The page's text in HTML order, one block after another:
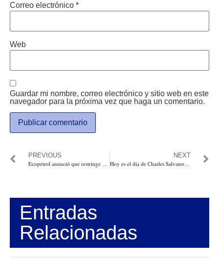
Correo electrónico *
Web
Guardar mi nombre, correo electrónico y sitio web en este
navegador para la próxima vez que haga un comentario.
PREVIOUS
Ecopetrol anunció que restringe el suministro de gas vehicular con el supuesto de darle prioridad a térmicas
NEXT
Hoy es el día de Charles Salvatore “Chuck” Panozzo, cofundador de la banda de rock Styx
Entradas
Relacionadas